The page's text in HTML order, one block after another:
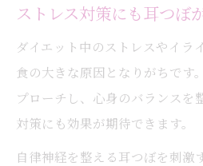
ストレス対策にも耳つぼ
ダイエット中のストレスやイラ
食の大きな原因となりがちです
プローチし、心身のバランスを
対策にも効果が期待できます。
自律神経を整える耳つぼを刺激